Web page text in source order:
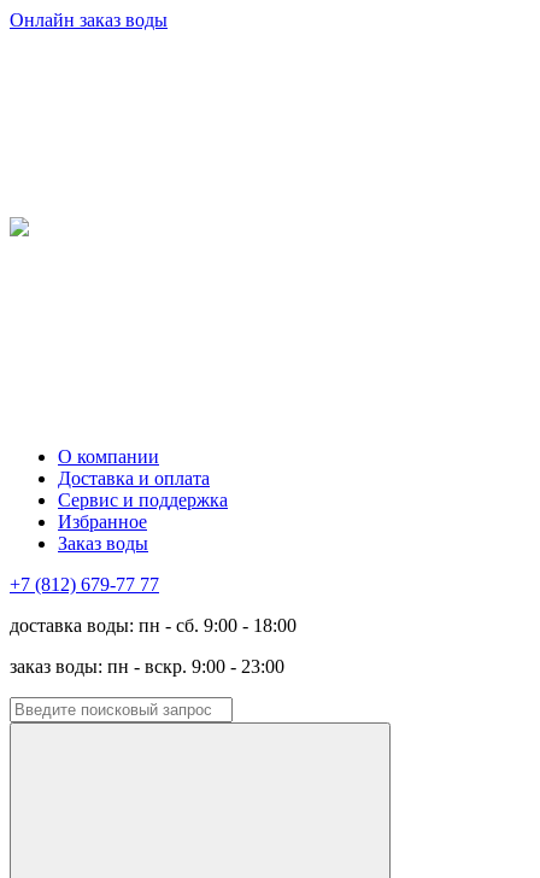
Онлайн заказ воды
О компании
Доставка и оплата
Сервис и поддержка
Избранное
Заказ воды
+7 (812) 679-77 77
доставка воды: пн - сб. 9:00 - 18:00
заказ воды: пн - вскр. 9:00 - 23:00